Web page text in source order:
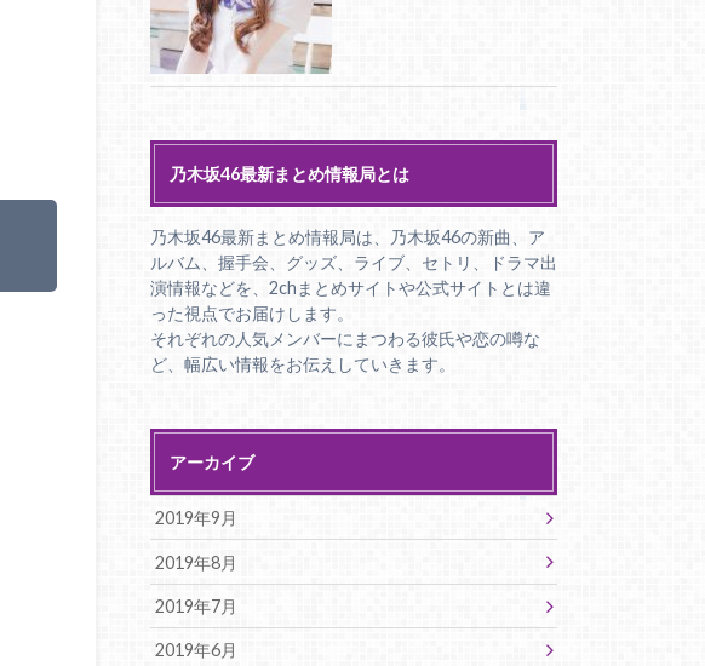
乃木坂46最新まとめ情報局とは
乃木坂46最新まとめ情報局は、乃木坂46の新曲、ア
ルバム、握手会、グッズ、ライブ、セトリ、ドラマ出
演情報などを、2chまとめサイトや公式サイトとは違
った視点でお届けします。
それぞれの人気メンバーにまつわる彼氏や恋の噂な
ど、幅広い情報をお伝えしていきます。
アーカイブ
2019年9月
2019年8月
2019年7月
2019年6月